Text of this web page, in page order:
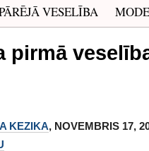
VESELĪBA MODE
pirmā
KEZIKA, NOVEMBRIS 17,